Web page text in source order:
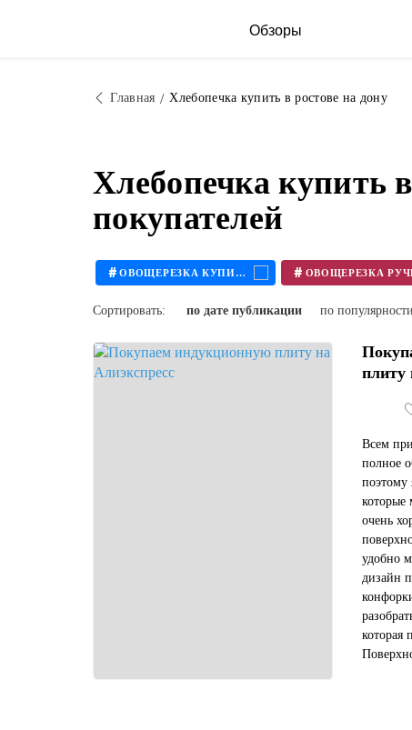
Обзоры
Главная Хлебопечка купить в ростове на дону
Хлебопечка купить
покупателей
# ОВОЩЕРЕЗКА КУПИТЬ #
Сортировать: по дате публикации по популярности
плиту
Всем
полное
поэтому
которые
очень
удобно
дизайн
которая